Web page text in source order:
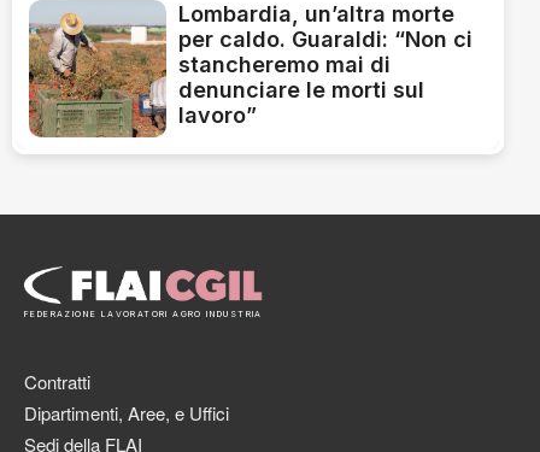
Lombardia, un’altra morte
per caldo. Guaraldi: “Non ci
stancheremo mai di
denunciare le morti sul
lavoro”
FEDERAZIONE LAVORATORI AGRO INDUSTRIA
Contratti
Dipartimenti, Aree, e Uffici
Sedi della FLAI